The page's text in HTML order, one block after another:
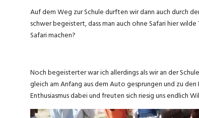
Auf dem Weg zur Schule durften wir dann auch durch
schwer begeistert, dass man auch ohne Safari hier
Safari machen?
Noch begeisterter war ich allerdings als wir an der
gleich am Anfang aus dem Auto gesprungen und zu
Enthusiasmus dabei und freuten sich riesig uns endlich